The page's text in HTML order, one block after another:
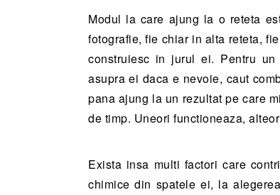
Modul la care ajung la o reteta
fotografie, fie chiar in alta reteta,
construiesc in jurul ei. Pentru
asupra ei daca e nevoie, caut
pana ajung la un rezultat pe care
de timp. Uneori functioneaza,
Exista insa multi factori care
chimice din spatele ei, la